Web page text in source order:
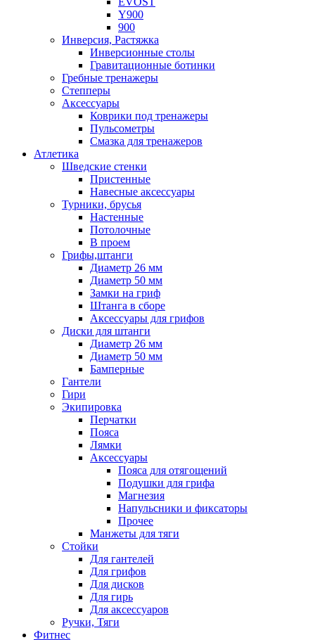
Y900
900
Инверсия, Растяжка
Инверсионные столы
Гравитационные ботинки
Гребные тренажеры
Степперы
Аксессуары
Коврики под тренажеры
Пульсометры
Смазка для тренажеров
Атлетика
Шведские стенки
Пристенные
Навесные аксессуары
Турники, брусья
Настенные
Потолочные
В проем
Грифы,штанги
Диаметр 26 мм
Диаметр 50 мм
Замки на гриф
Штанга в сборе
Аксессуары для грифов
Диски для штанги
Диаметр 26 мм
Диаметр 50 мм
Бамперные
Гантели
Гири
Экипировка
Перчатки
Пояса
Лямки
Аксессуары
Пояса для отягощений
Подушки для грифа
Магнезия
Напульсники и фиксаторы
Прочее
Манжеты для тяги
Стойки
Для гантелей
Для грифов
Для дисков
Для гирь
Для аксессуаров
Ручки, Тяги
Фитнес